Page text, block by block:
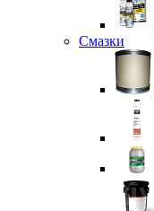
Смазки